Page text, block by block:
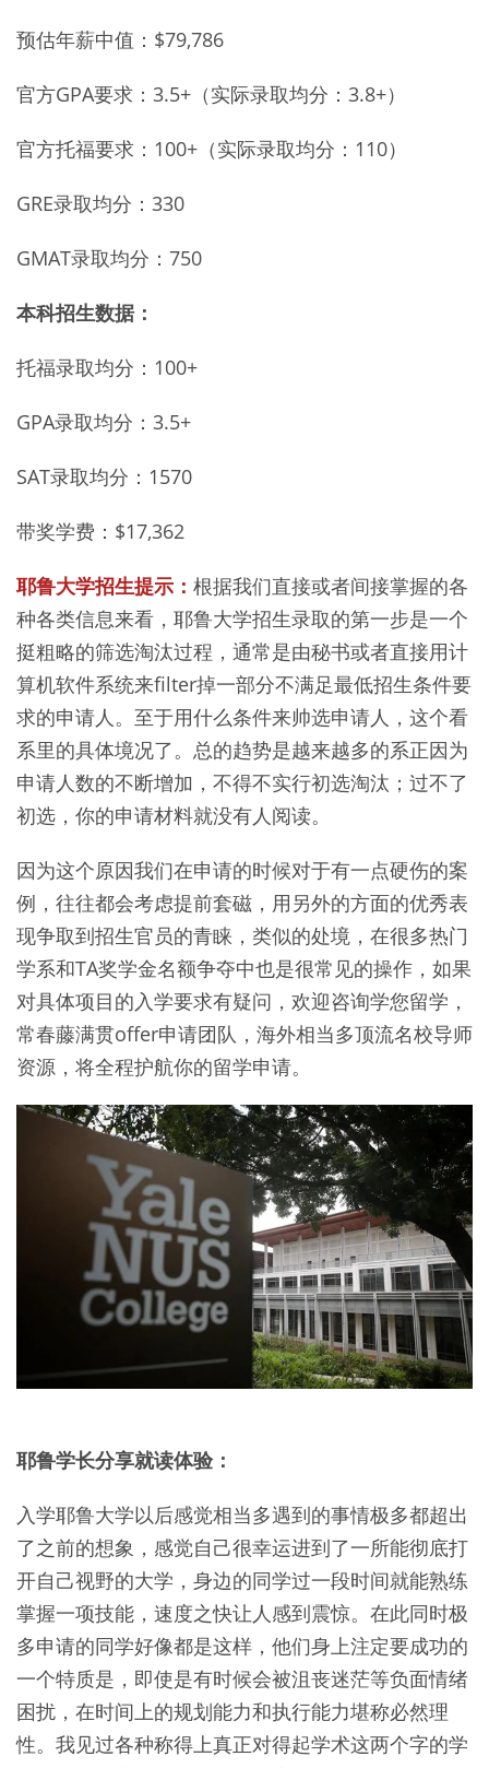
预估年薪中值：$79,786
官方GPA要求：3.5+（实际录取均分：3.8+）
官方托福要求：100+（实际录取均分：110）
GRE录取均分：330
GMAT录取均分：750
本科招生数据：
托福录取均分：100+
GPA录取均分：3.5+
SAT录取均分：1570
带奖学费：$17,362
耶鲁大学招生提示： 根据我们直接或者间接掌握的各
种各类信息来看，耶鲁大学招生录取的第一步是一个
挺粗略的筛选淘汰过程，通常是由秘书或者直接用计
算机软件系统来filter掉一部分不满足最低招生条件要
求的申请人。至于用什么条件来帅选申请人，这个看
系里的具体境况了。总的趋势是越来越多的系正因为
申请人数的不断增加，不得不实行初选淘汰；过不了
初选，你的申请材料就没有人阅读。
因为这个原因我们在申请的时候对于有一点硬伤的案
例，往往都会考虑提前套磁，用另外的方面的优秀表
现争取到招生官员的青睐，类似的处境，在很多热门
学系和TA奖学金名额争夺中也是很常见的操作，如果
对具体项目的入学要求有疑问，欢迎咨询学您留学，
常春藤满贯offer申请团队，海外相当多顶流名校导师
资源，将全程护航你的留学申请。
耶鲁学长分享就读体验：
入学耶鲁大学以后感觉相当多遇到的事情极多都超出
了之前的想象，感觉自己很幸运进到了一所能彻底打
开自己视野的大学，身边的同学过一段时间就能熟练
掌握一项技能，速度之快让人感到震惊。在此同时极
多申请的同学好像都是这样，他们身上注定要成功的
一个特质是，即使是有时候会被沮丧迷茫等负面情绪
困扰，在时间上的规划能力和执行能力堪称必然理
性。我见过各种称得上真正对得起学术这两个字的学